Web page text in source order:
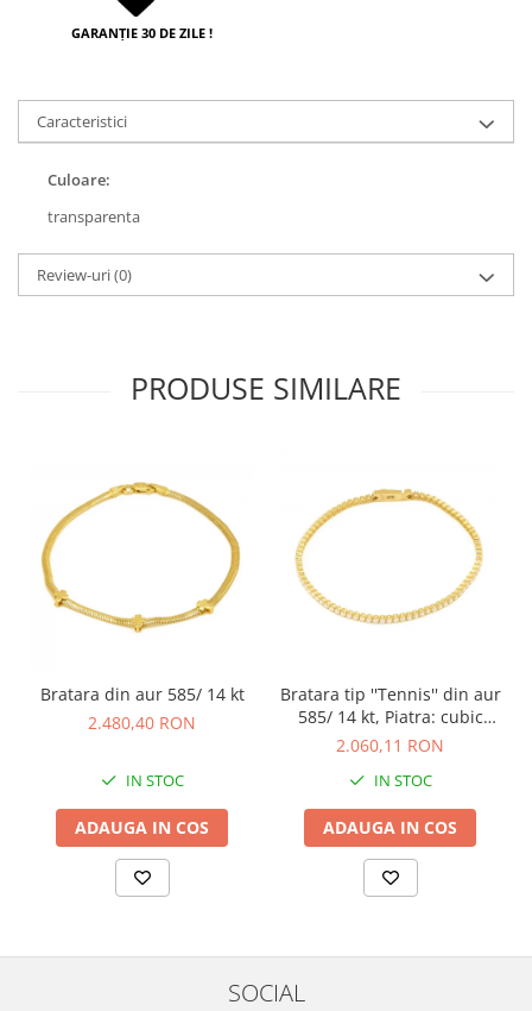
GARANȚIE 30 DE ZILE !
Caracteristici
Culoare:
transparenta
Review-uri(0)
PRODUSE SIMILARE
Bratara din aur 585/ 14 kt
2.480,40 RON
IN STOC
ADAUGA IN COS
Bratara tip ''Tennis'' din aur
585/ 14 kt, Piatra: cubic
zirconia, Culoare:
2.060,11 RON
IN STOC
ADAUGA IN COS
SOCIAL